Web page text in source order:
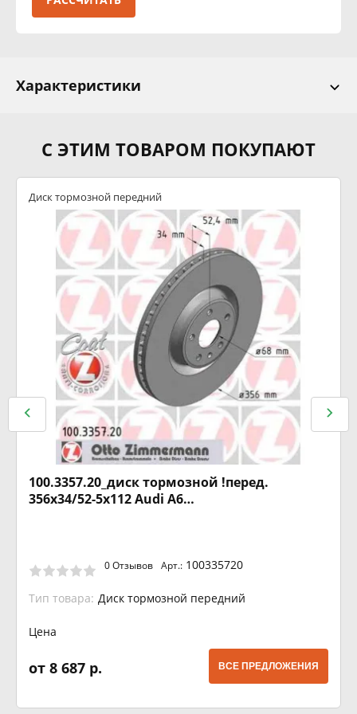
Характеристики
С ЭТИМ ТОВАРОМ ПОКУПАЮТ
Диск тормозной передний
100.3357.20_диск тормозной !перед.
356x34/52-5x112 Audi A6
0 Отзывов Арт.: 100335720
Тип товара: Диск тормозной передний
Цена
от 8 687 р. ВСЕ ПРЕДЛОЖЕНИЯ